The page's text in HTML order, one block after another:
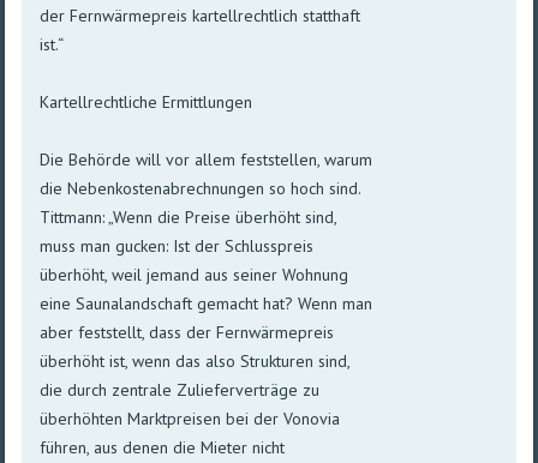
der Fernwärmepreis kartellrechtlich statthaft
ist.“
Kartellrechtliche Ermittlungen
Die Behörde will vor allem feststellen, warum
die Nebenkostenabrechnungen so hoch sind.
Tittmann: „Wenn die Preise überhöht sind,
muss man gucken: Ist der Schlusspreis
überhöht, weil jemand aus seiner Wohnung
eine Saunalandschaft gemacht hat? Wenn man
aber feststellt, dass der Fernwärmepreis
überhöht ist, wenn das also Strukturen sind,
die durch zentrale Zulieferverträge zu
überhöhten Marktpreisen bei der Vonovia
führen, aus denen die Mieter nicht